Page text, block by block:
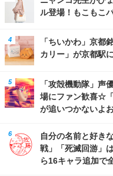
ル登場！もこもこ
「ちいかわ」京都
カリー」が京都駅
「攻殻機動隊」
場にファン歓喜☆
が追いつかないよ
自分の名前と好き
戦」「死滅回游」
ら16キャラ追加で